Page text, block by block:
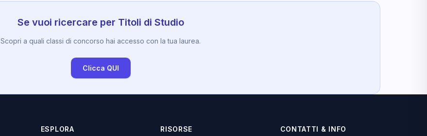
Se vuoi ricercare per Titoli di Studio
Scopri a quali classi di concorso hai accesso con la tua laurea.
Clicca QUI
ESPLORA RISORSE CONTATTI & INFO